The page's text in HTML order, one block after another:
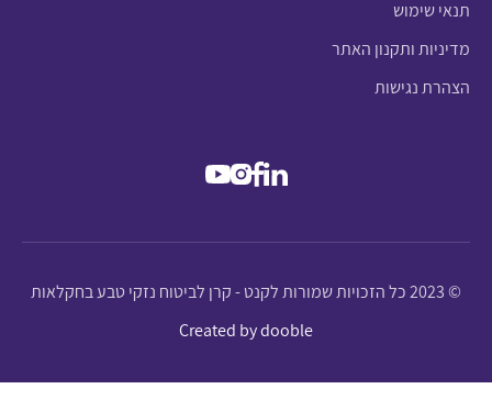
תנאי שימוש
מדיניות ותקנון האתר
הצהרת נגישות
© 2023 כל הזכויות שמורות לקנט - קרן לביטוח נזקי טבע בחקלאות
Created by dooble